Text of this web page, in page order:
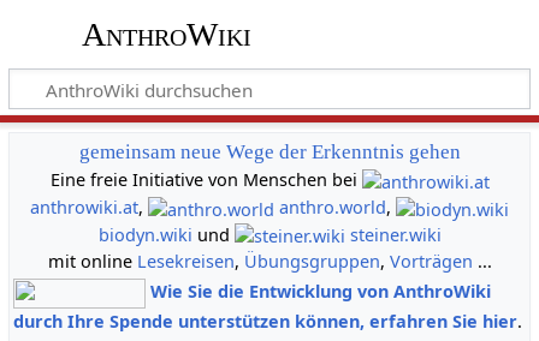
AnthroWiki
gemeinsam neue Wege der Erkenntnis gehen
Eine freie Initiative von Menschen bei
anthrowiki.at, anthro.world,
biodyn.wiki und
steiner.wiki
mit online Lesekreisen, Übungsgruppen, Vorträgen ...
Wie Sie die Entwicklung von AnthroWiki
durch Ihre Spende unterstützen können, erfahren Sie hier.